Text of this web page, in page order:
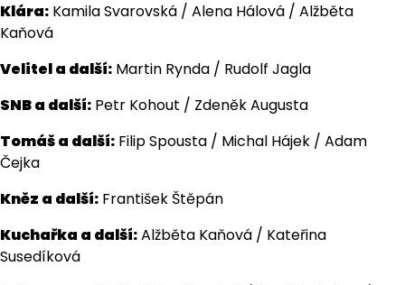
Klára: Kamila Svarovská / Alena Hálová / Alžběta
Kaňová
Velitel a další: Martin Rynda / Rudolf Jagla
SNB a další: Petr Kohout / Zdeněk Augusta
Tomáš a další: Filip Spousta / Michal Hájek / Adam
Čejka
Kněz a další: František Štěpán
Kuchařka a další:Alžběta Kaňová / Kateřina
Susedíková